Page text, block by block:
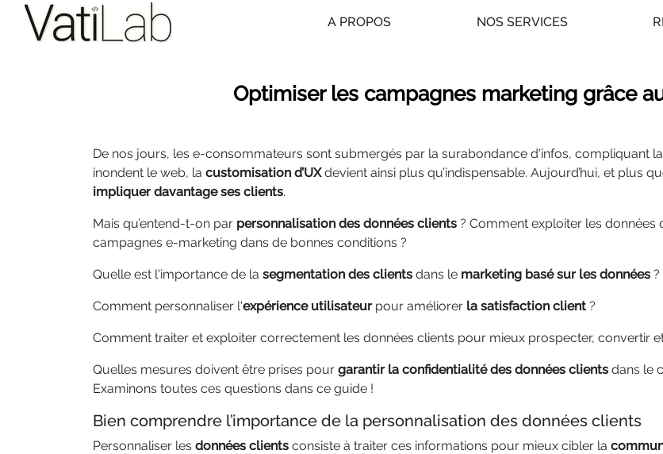
A PROPOS NOS SERVICES
Optimiser les campagnes marketing grâce
De nos jours, les e-consommateurs sont submergés par la surabondance d'infos, compliquant
inondent le web, la customisation d’UXdevient ainsi plus qu’indispensable. Aujourd’hui, et plus
impliquer davantage ses clients.
Mais qu’entend-t-on par personnalisation des données clients ? Comment exploiter les
campagnes e-marketing dans de bonnes conditions ?
Quelle est l'importance de la segmentation des clients dans le marketing basé sur les données ?
Comment personnaliser l'expérience utilisateur pour améliorer la satisfaction client ?
Comment traiter et exploiter correctement les données clients pour mieux prospecter, convertir
Quelles mesures doivent être prises pour garantir la confidentialité des données clients dans le
Examinons toutes ces questions dans ce guide !
Bien comprendre l’importance de la personnalisation des données clients
Personnaliser les données clients consiste à traiter ces informations pour mieux cibler la